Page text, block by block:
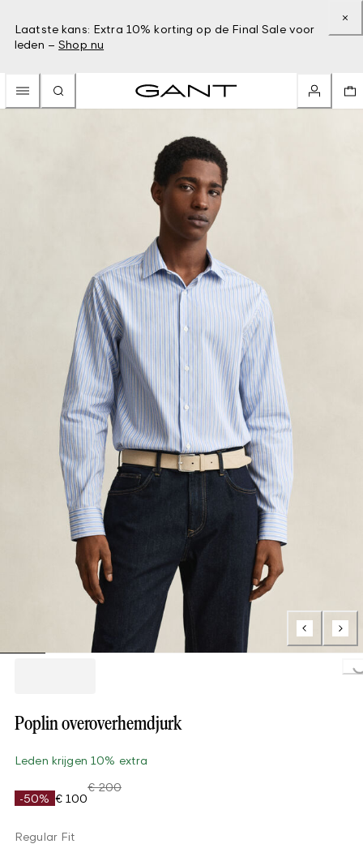
Laatste kans: Extra 10% korting op de Final Sale voor
leden – Shop nu
Loading...
Poplin overoverhemdjurk
Leden krijgen 10% extra
-50% € 100
€ 200
Regular Fit